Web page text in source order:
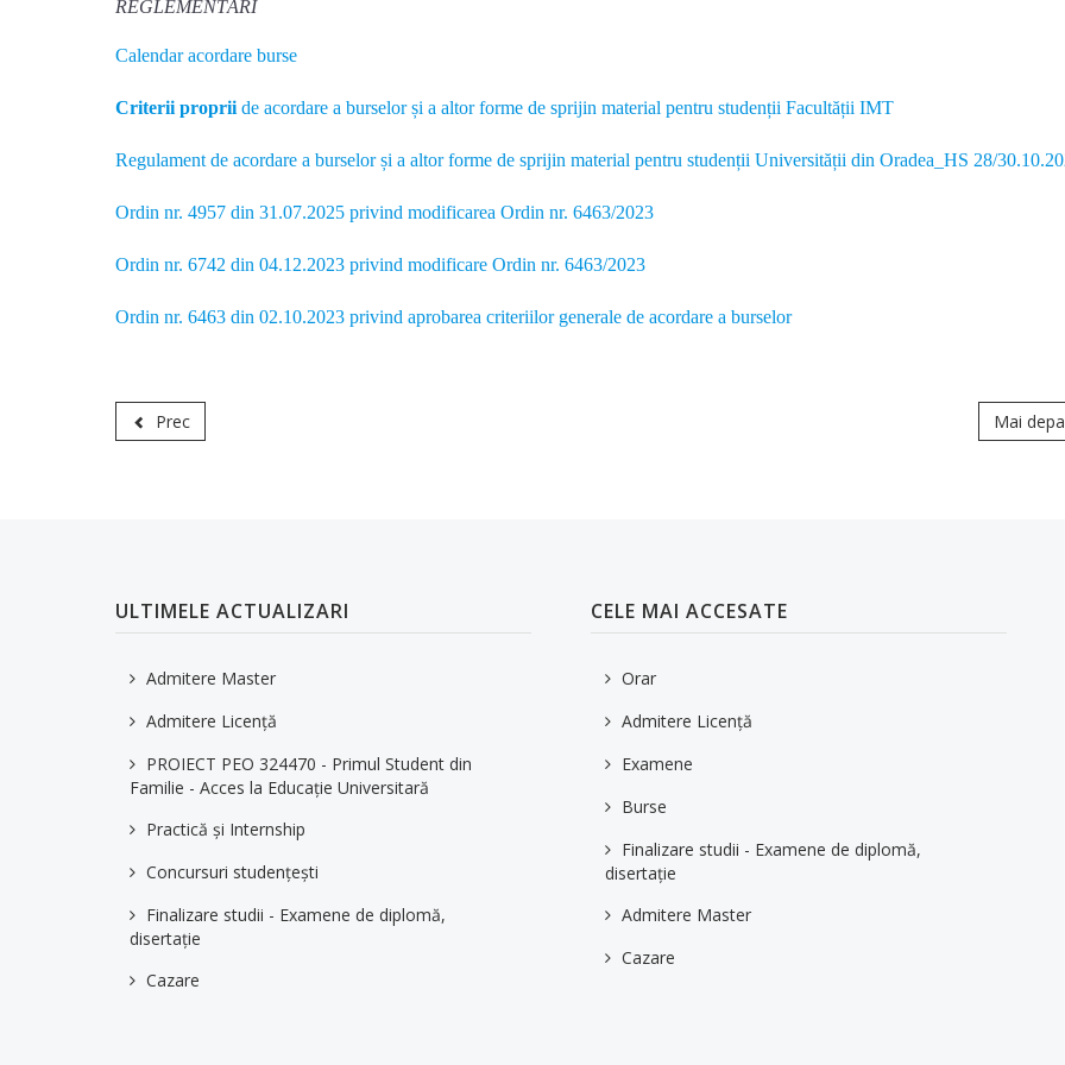
REGLEMENTĂRI
Calendar acordare burse
Criterii proprii de acordare a burselor și a altor forme de sprijin material pentru studenții Facultății IMT
Regulament de acordare a burselor și a altor forme de sprijin material pentru studenții Universității din Oradea_ HS 28/
Ordin nr. 4957 din 31.07.2025 privind modificarea Ordin nr. 6463/2023
Ordin nr. 6742 din 04.12.2023 privind modificare Ordin nr. 6463/2023
Ordin nr. 6463 din 02.10.2023 privind aprobarea criteriilor generale de acordare a burselor
Prec Mai
ULTIMELE ACTUALIZARI
Admitere Master
Admitere Licență
PROIECT PEO 324470 - Primul Student din
Familie - Acces la Educaţie Universitară
Practică și Internship
Concursuri studențești
Finalizare studii - Examene de diplomă,
disertație
Cazare
CELE MAI ACCESATE
Orar
Admitere Licență
Examene
Burse
Finalizare studii - Examene de diplomă,
disertație
Admitere Master
Cazare